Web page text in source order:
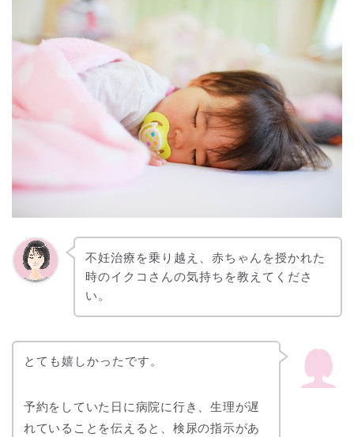
不妊治療を乗り越え、赤ちゃんを授かれた
時のイクコさんの気持ちを教えてくださ
い。
とても嬉しかったです。
予約をしていた日に病院に行き、生理が遅
れていることを伝えると、検尿の指示があ